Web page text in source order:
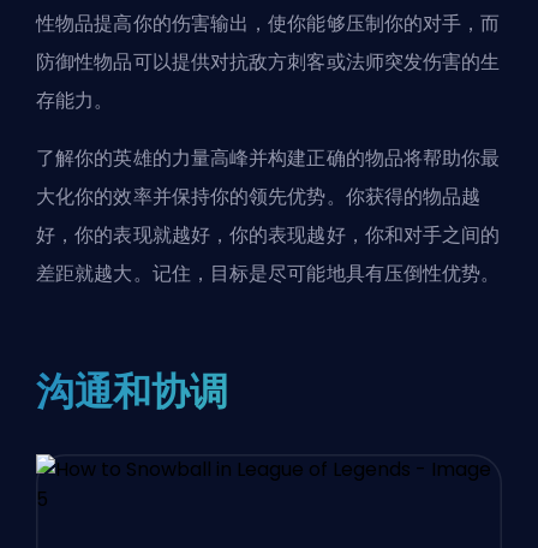
性物品提高你的伤害输出，使你能够压制你的对手，而
防御性物品可以提供对抗敌方刺客或法师突发伤害的生
存能力。
了解你的英雄的力量高峰并构建正确的物品将帮助你最
大化你的效率并保持你的领先优势。你获得的物品越
好，你的表现就越好，你的表现越好，你和对手之间的
差距就越大。记住，目标是尽可能地具有压倒性优势。
沟通和协调